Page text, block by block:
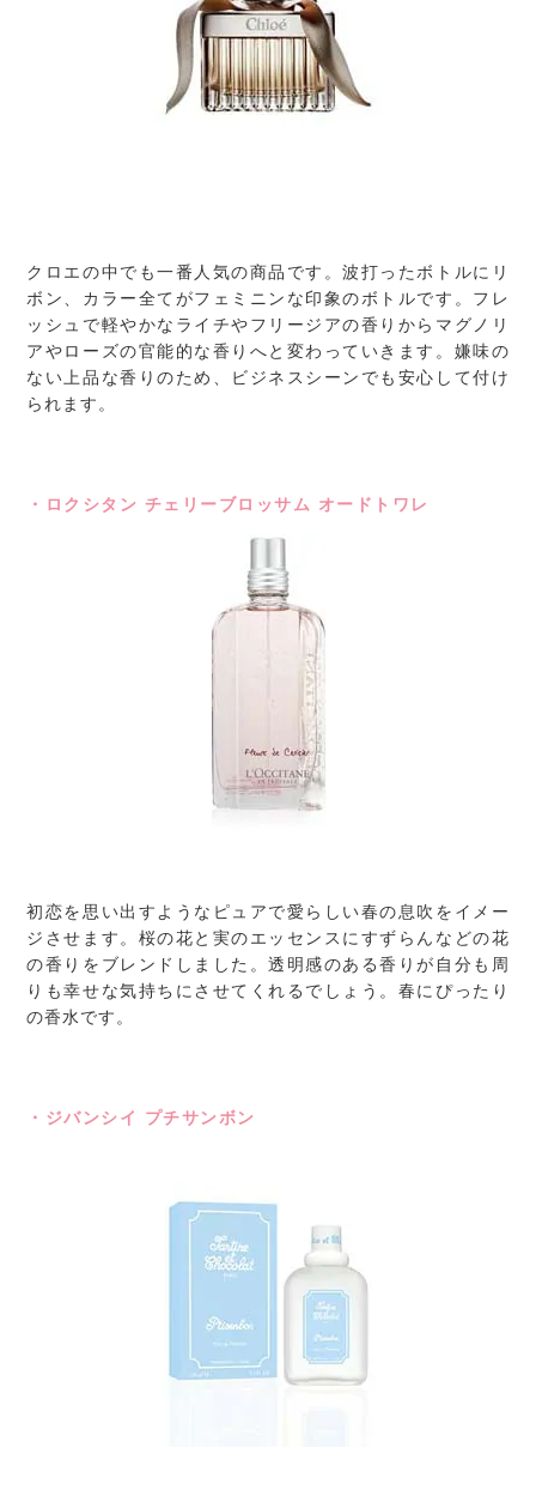
クロエの中でも一番人気の商品です。波打ったボトルにリ
ボン、カラー全てがフェミニンな印象のボトルです。フレ
ッシュで軽やかなライチやフリージアの香りからマグノリ
アやローズの官能的な香りへと変わっていきます。嫌味の
ない上品な香りのため、ビジネスシーンでも安心して付け
られます。
・ロクシタン チェリーブロッサム オードトワレ
初恋を思い出すようなピュアで愛らしい春の息吹をイメー
ジさせます。桜の花と実のエッセンスにすずらんなどの花
の香りをブレンドしました。透明感のある香りが自分も周
りも幸せな気持ちにさせてくれるでしょう。春にぴったり
の香水です。
・ジバンシイ プチサンボン